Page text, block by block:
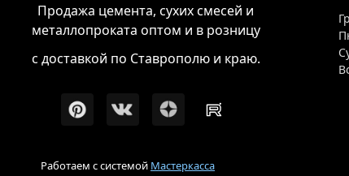
Продажа цемента, сухих смесей и
металлопроката оптом и в розницу
с доставкой по Ставрополю и краю.
Работаем с системой Мастеркасса